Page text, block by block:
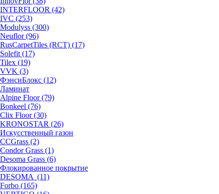
INTERFLOOR (42)
IVC (253)
Modulyss (300)
Neuflor (96)
RusCarpetTiles (RCT) (17)
Solefit (17)
Tilex (19)
VVK (3)
ФэнсиБлокс (12)
Ламинат
Alpine Floor (79)
Bonkeel (76)
Clix Floor (30)
KRONOSTAR (26)
Искусственный газон
CCGrass (2)
Condor Grass (1)
Desoma Grass (6)
Флокированное покрытие
DESOMA (11)
Forbo (165)